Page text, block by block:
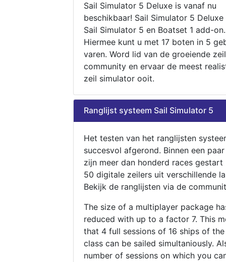
Sail Simulator 5 Deluxe is vanaf nu
beschikbaar! Sail Simulator 5
Sail Simulator 5 en Boatset 1 add-on.
Hiermee kunt u met 17 boten in 5
varen. Word lid van de groeiende zeil
community en ervaar de meest
zeil simulator ooit.
Ranglijst systeem Sail Simulator 5
Het testen van het ranglijsten
succesvol afgerond. Binnen een
zijn meer dan honderd races gestart
50 digitale zeilers uit verschillende
Bekijk de ranglijsten via de
The size of a multiplayer package
reduced with up to a factor 7. This
that 4 full sessions of 16 ships of
class can be sailed simultaniously.
number of sessions on which you